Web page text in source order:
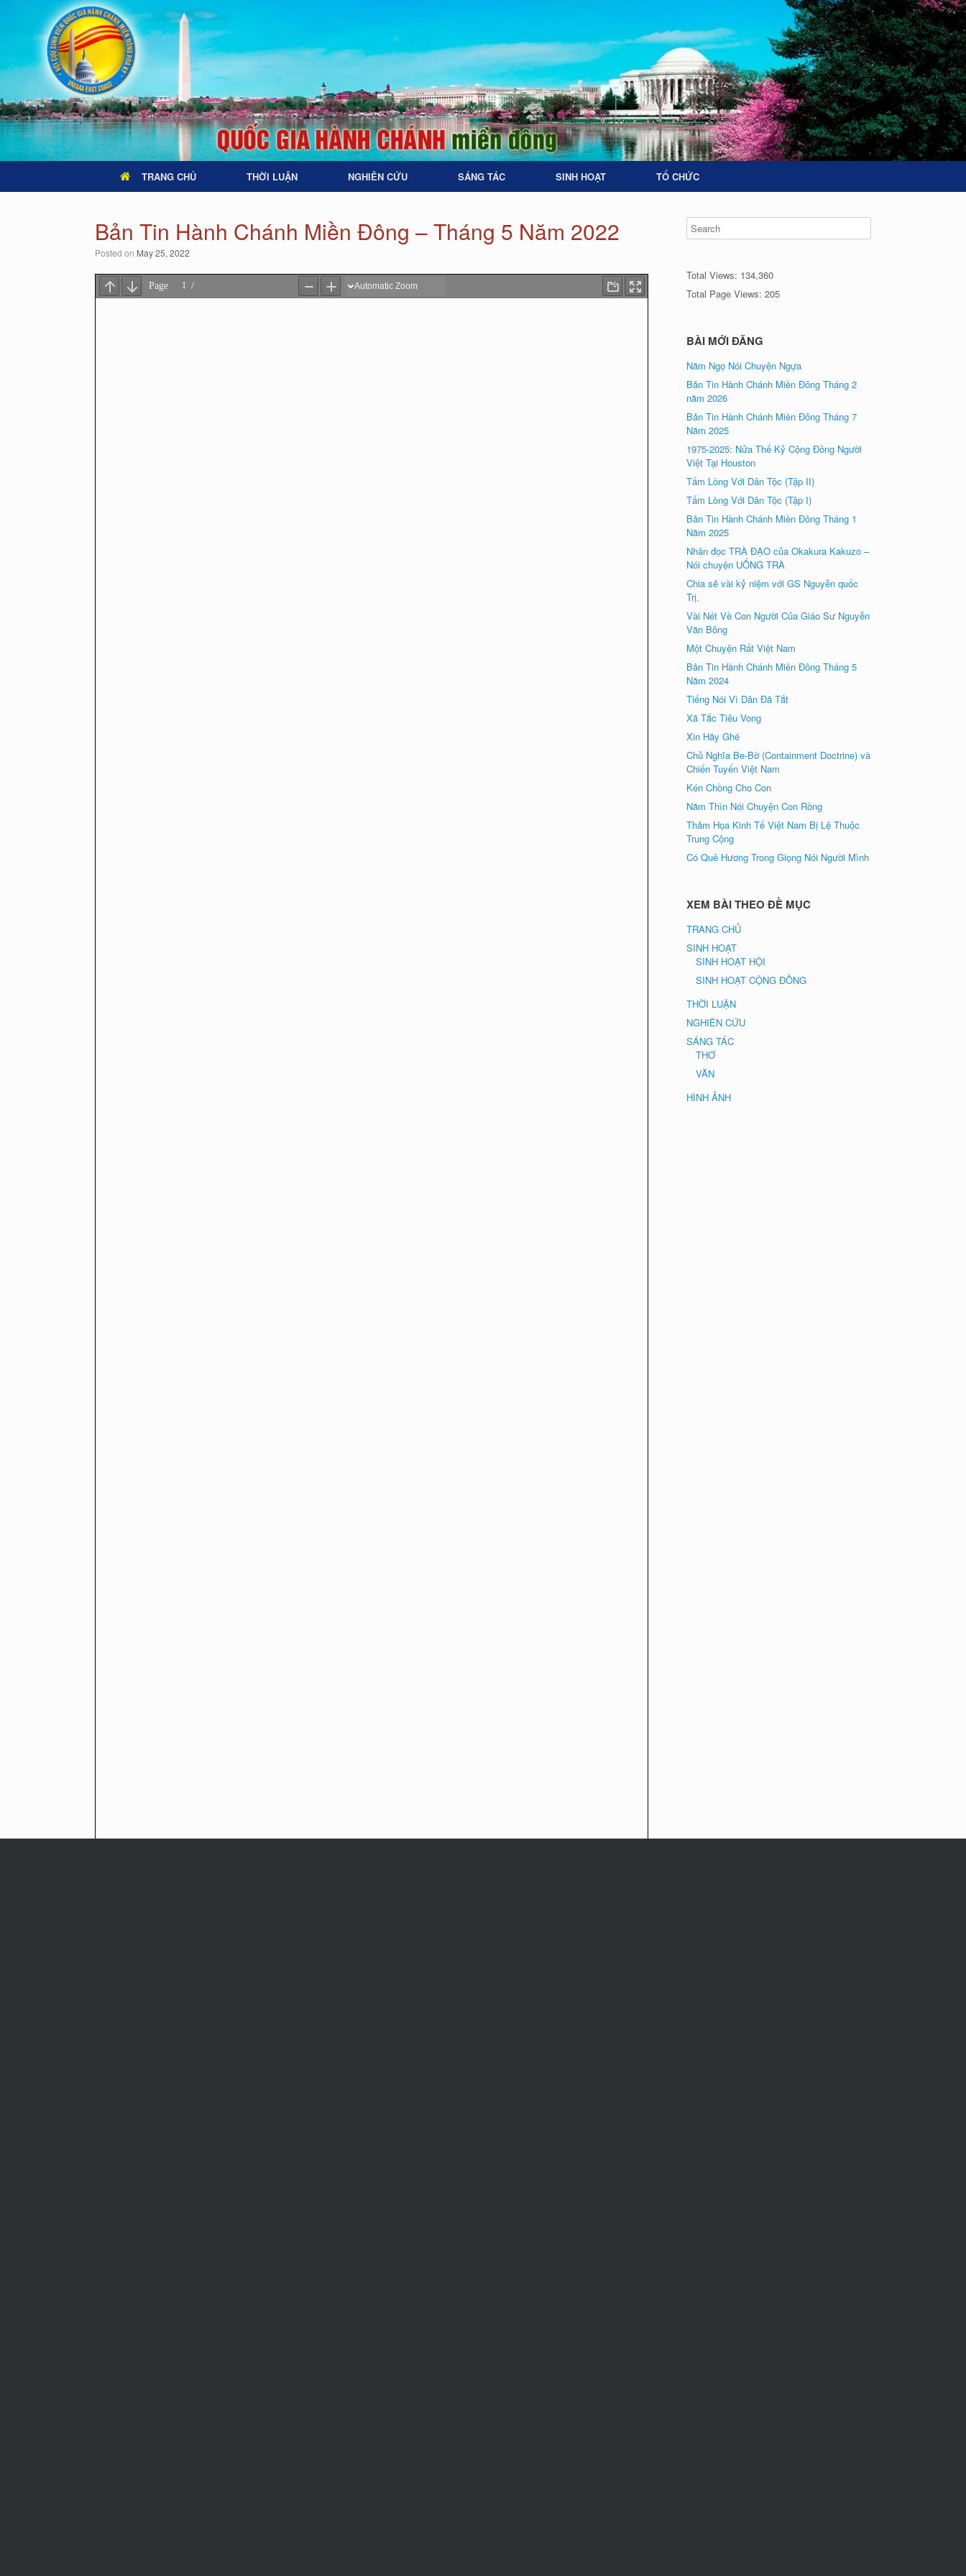
TRANG CHỦ THỜI LUẬN NGHIÊN CỨU SÁNG TÁC SINH HOẠT TỔ CHỨC
Bản Tin Hành Chánh Miền Đông – Tháng 5 Năm 2022
Posted on May 25, 2022
Total Views: 134,360
Total Page Views:205
BÀI MỚI ĐĂNG
Năm Ngọ Nói Chuyện Ngựa
Bản Tin Hành Chánh Miền Đông Tháng 2
năm 2026
Bản Tin Hành Chánh Miền Đông Tháng 7
Năm 2025
1975-2025: Nửa Thế Kỷ Cộng Đồng Người
Việt Tại Houston
Tấm Lòng Với Dân Tộc (Tập II)
Tấm Lòng Với Dân Tộc (Tập I)
Bản Tin Hành Chánh Miền Đông Tháng 1
Năm 2025
Nhân đọc TRÀ ÐẠO của Okakura Kakuzo –
Nói chuyện UỐNG TRÀ
Chia sẻ vài kỷ niệm với GS Nguyễn quốc
Trị.
Vài Nét Về Con Người Của Giáo Sư Nguyễn
Văn Bông
Một Chuyện Rất Việt Nam
Bản Tin Hành Chánh Miền Đông Tháng 5
Năm 2024
Tiếng Nói Vì Dân Đã Tắt
Xã Tắc Tiêu Vong
Xin Hãy Ghé
Chủ Nghĩa Be-Bờ (Containment Doctrine) và
Chiến Tuyến Việt Nam
Kén Chồng Cho Con
Năm Thìn Nói Chuyện Con Rồng
Thảm Họa Kinh Tế Việt Nam Bị Lệ Thuộc
Trung Cộng
Có Quê Hương Trong Giọng Nói Người Mình
XEM BÀI THEO ĐỀ MỤC
TRANG CHỦ
SINH HOẠT
SINH HOẠT HỘI
SINH HOẠT CỘNG ĐỒNG
THỜI LUẬN
NGHIÊN CỨU
SÁNG TÁC
THƠ
VĂN
HÌNH ẢNH